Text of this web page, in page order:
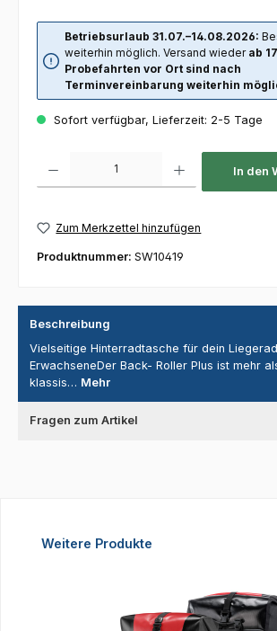
Betriebsurlaub 31.07.–14.08.2026:
weiterhin möglich. Versand wieder ab
Probefahrten vor Ort sind nach
Terminvereinbarung weiterhin
Sofort verfügbar, Lieferzeit: 2-5 Tage
In den
Zum Merkzettel hinzufügen
Produktnummer: SW10419
Beschreibung
Vielseitige Hinterradtasche für dein
ErwachseneDer Back- Roller Plus ist mehr
klassis… Mehr
Fragen zum Artikel
Produktgalerie überspringen
Weitere Produkte